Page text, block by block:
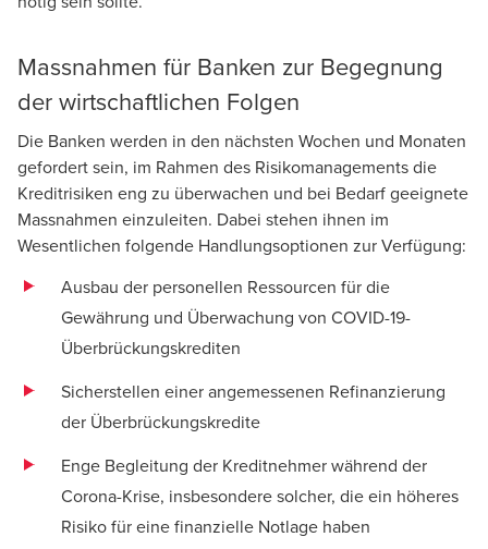
Massnahmen für Banken zur Begegnung
der wirtschaftlichen Folgen
Die Banken werden in den nächsten Wochen und Monaten
gefordert sein, im Rahmen des Risikomanagements die
Kreditrisiken eng zu überwachen und bei Bedarf geeignete
Massnahmen einzuleiten. Dabei stehen ihnen im
Wesentlichen folgende Handlungsoptionen zur Verfügung:
Ausbau der personellen Ressourcen für die
Gewährung und Überwachung von COVID-19-
Überbrückungskrediten
Sicherstellen einer angemessenen Refinanzierung
der Überbrückungskredite
Enge Begleitung der Kreditnehmer während der
Corona-Krise, insbesondere solcher, die ein höheres
Risiko für eine finanzielle Notlage haben